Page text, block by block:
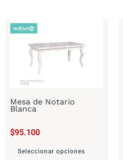
Mesa de Notario
Blanca
$95.100
Seleccionar opciones